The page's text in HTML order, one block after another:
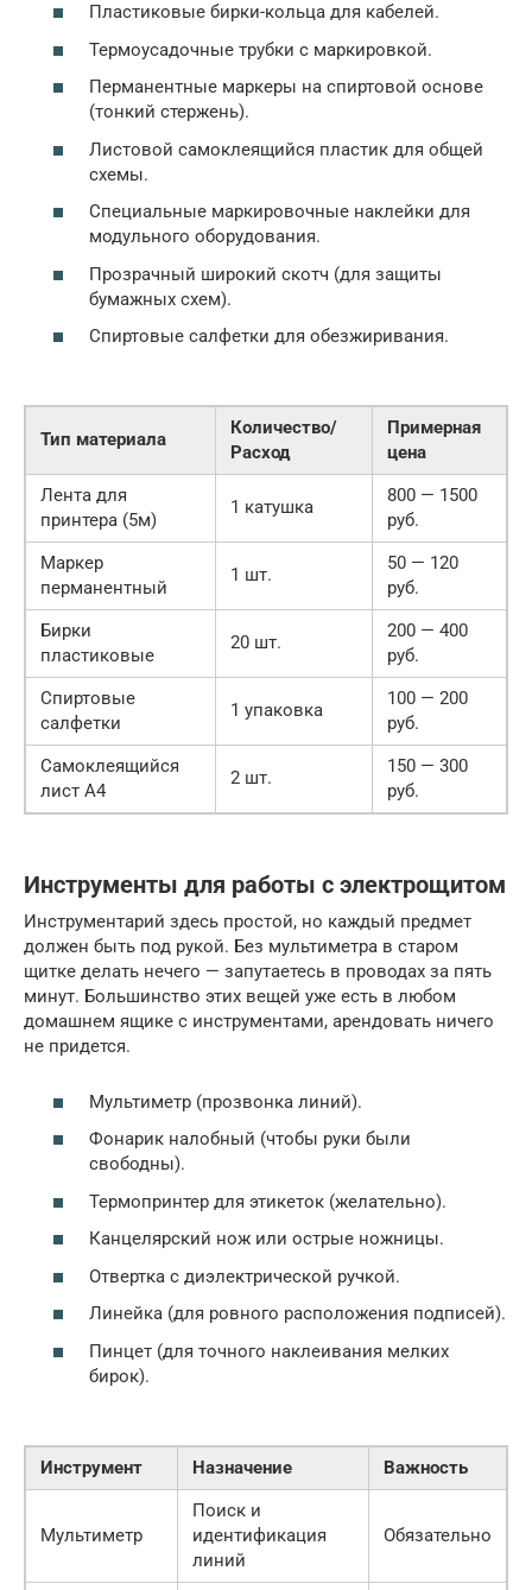
Пластиковые бирки-кольца для кабелей.
Термоусадочные трубки с маркировкой.
Перманентные маркеры на спиртовой основе
(тонкий стержень).
Листовой самоклеящийся пластик для общей
схемы.
Специальные маркировочные наклейки для
модульного оборудования.
Прозрачный широкий скотч (для защиты
бумажных схем).
Спиртовые салфетки для обезжиривания.
Тип материала
Количество/
Расход
Примерная
цена
Лента для
принтера (5м)
1 катушка
800 — 1500
руб.
Маркер
перманентный
1 шт.
50 — 120
руб.
Бирки
пластиковые
20 шт.
200 — 400
руб.
Спиртовые
салфетки
1 упаковка
100 — 200
руб.
Самоклеящийся
лист А4
2 шт.
150 — 300
руб.
Инструменты для работы с электрощитом
Инструментарий здесь простой, но каждый предмет
должен быть под рукой. Без мультиметра в старом
щитке делать нечего — запутаетесь в проводах за пять
минут. Большинство этих вещей уже есть в любом
домашнем ящике с инструментами, арендовать ничего
не придется.
Мультиметр (прозвонка линий).
Фонарик налобный (чтобы руки были
свободны).
Термопринтер для этикеток (желательно).
Канцелярский нож или острые ножницы.
Отвертка с диэлектрической ручкой.
Линейка (для ровного расположения подписей).
Пинцет (для точного наклеивания мелких
бирок).
Инструмент Назначение Важность
Мультиметр
Поиск и
идентификация
линий
Обязательно